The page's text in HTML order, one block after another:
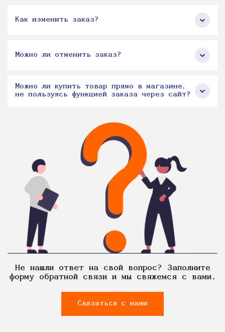
Как изменить заказ?
Можно ли отменить заказ?
Можно ли купить товар прямо в магазине,
не пользуясь функцией заказа через сайт?
Не нашли ответ на свой вопрос? Заполните
форму обратной связи и мы свяжемся с вами.
Связаться с нами